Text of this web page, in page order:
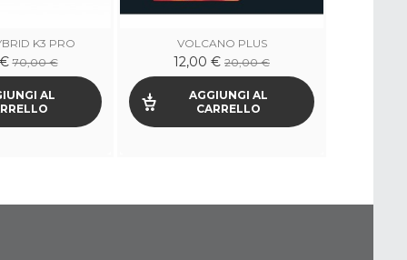
K3 PRO
€70,00 €
AL
VOLCANO PLUS
12,00 € 20,00 €
AGGIUNGI AL
CARRELLO